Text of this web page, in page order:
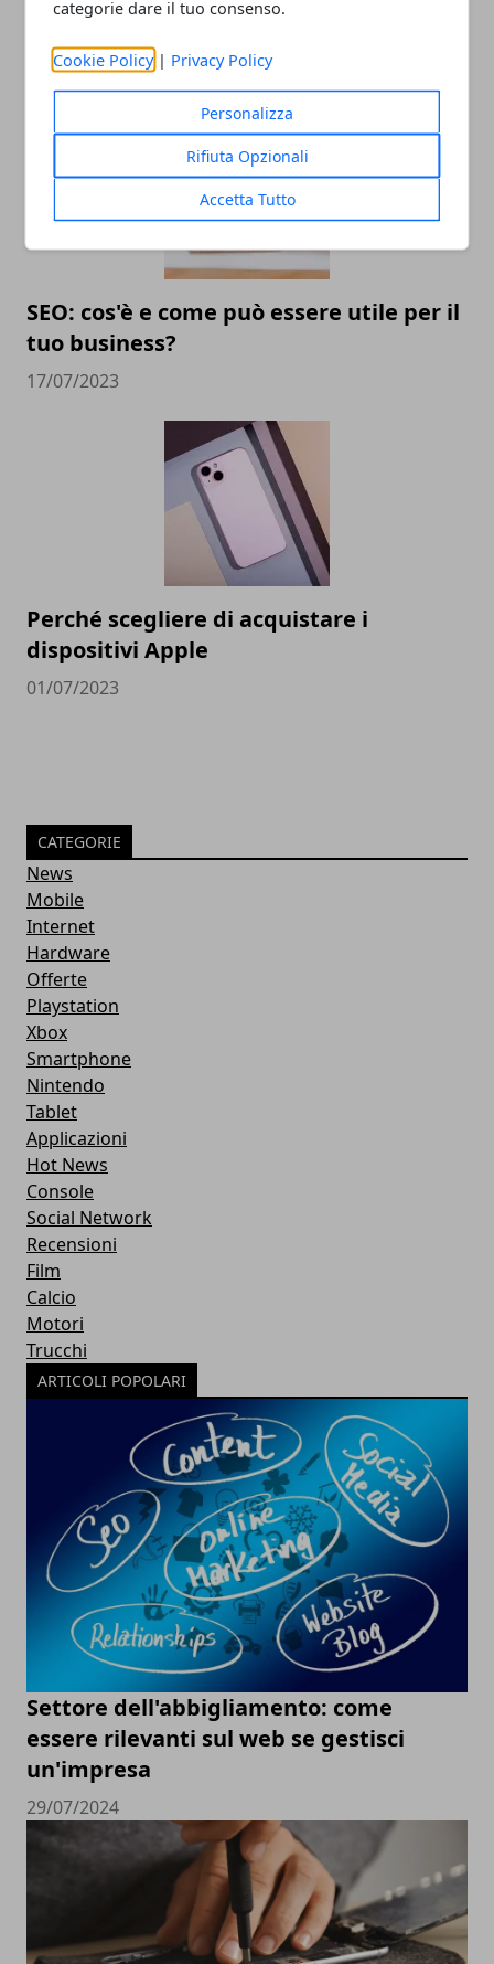
categorie dare il tuo consenso.
Cookie Policy | Privacy Policy
Personalizza
Rifiuta Opzionali
Accetta Tutto
29/07/2024
SEO: cos'è e come può essere utile per il
tuo business?
17/07/2023
Perché scegliere di acquistare i
dispositivi Apple
01/07/2023
CATEGORIE
News
Mobile
Internet
Hardware
Offerte
Playstation
Xbox
Smartphone
Nintendo
Tablet
Applicazioni
Hot News
Console
Social Network
Recensioni
Film
Calcio
Motori
Trucchi
ARTICOLI POPOLARI
Settore dell'abbigliamento: come
essere rilevanti sul web se gestisci
un'impresa
29/07/2024